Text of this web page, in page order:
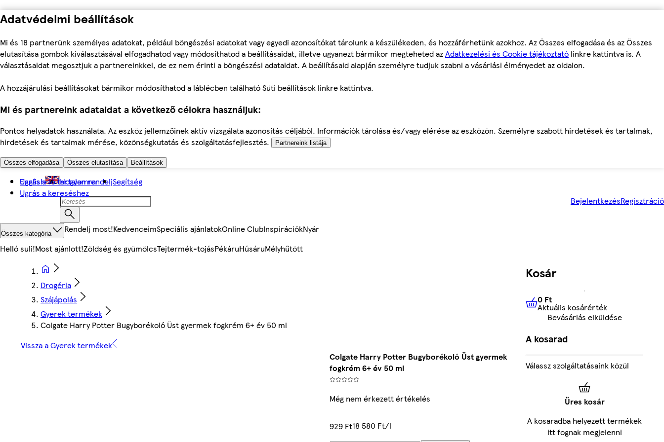
Adatvédelmi beállítások
Mi és 18 partnerünk személyes adatokat, például böngészési adatokat vagy egyedi azonosítókat tárolunk a készülékeden, és hozzáférhetünk azokhoz. Az Összes elfogadása és az Összes
elutasítása gombok kiválasztásával elfogadhatod vagy módosíthatod a beállításaidat, illetve ugyanezt bármikor megteheted azAdatkezelési és Cookie tájékoztató linkre kattintva is. A
választásaidat megosztjuk a partnereinkkel, de ez nem érinti a böngészési adataidat. A beállításaid alapján személyre tudjuk szabni a vásárlási élményedet az oldalon.
A hozzájárulási beállításokat bármikor módosíthatod a láblécben található Süti beállítások linkre kattintva.
Mi és partnereink adataidat a következő célokra használjuk:
Pontos helyadatok használata. Az eszköz jellemzőinek aktív vizsgálata azonosítás céljából. Információk tárolása és/vagy elérése az eszközön. Személyre szabott hirdetések és tartalmak,
hirdetések és tartalmak mérése, közönségkutatás és szolgáltatásfejlesztés.
Partnereink listája
Összes elfogadása Összes elutasítása Beállítások
Ugrás a fő tartalomra
Ugrás a kereséshez
English Hogyan rendeljSegítség
BejelentkezésRegisztráció
Összes kategória Rendelj most!KedvenceimSpeciális ajánlatokOnline ClubInspirációkNyár
Helló suli!Most ajánlott!Zöldség és gyümölcsTejtermék-tojásPékáruHúsáruMélyhűtött
Drogéria
Szájápolás
Gyerek termékek
Colgate Harry Potter Bugyborékoló Üst gyermek fogkrém 6+ év 50 ml
Vissza a Gyerek termékek
Colgate Harry Potter Bugyborékoló Üst gyermek
fogkrém 6+ év 50 ml
Még nem érkezett értékelés
929 Ft18 580 Ft/l
Kosár
0 FtAktuális kosárérték
0 Ft
Aktuális kosárérték
Bevásárlás elküldése
A kosarad
Válassz szolgáltatásaink közül
Üres kosár
A kosaradba helyezett termékek
itt fognak megjelenni